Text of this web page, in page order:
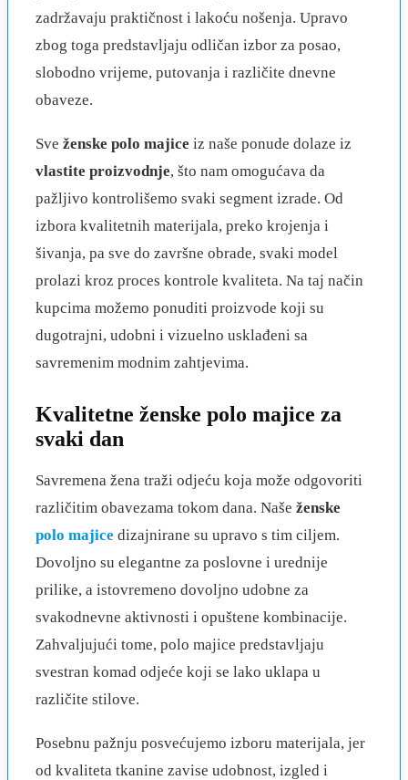
zadržavaju praktičnost i lakoću nošenja. Upravo
zbog toga predstavljaju odličan izbor za posao,
slobodno vrijeme, putovanja i različite dnevne
obaveze.
Sve ženske polo majice iz naše ponude dolaze iz
vlastite proizvodnje, što nam omogućava da
pažljivo kontrolišemo svaki segment izrade. Od
izbora kvalitetnih materijala, preko krojenja i
šivanja, pa sve do završne obrade, svaki model
prolazi kroz proces kontrole kvaliteta. Na taj način
kupcima možemo ponuditi proizvode koji su
dugotrajni, udobni i vizuelno usklađeni sa
savremenim modnim zahtjevima.
Kvalitetne ženske polo majice za
svaki dan
Savremena žena traži odjeću koja može odgovoriti
različitim obavezama tokom dana. Naše ženske
polo majice dizajnirane su upravo s tim ciljem.
Dovoljno su elegantne za poslovne i urednije
prilike, a istovremeno dovoljno udobne za
svakodnevne aktivnosti i opuštene kombinacije.
Zahvaljujući tome, polo majice predstavljaju
svestran komad odjeće koji se lako uklapa u
različite stilove.
Posebnu pažnju posvećujemo izboru materijala, jer
od kvaliteta tkanine zavise udobnost, izgled i